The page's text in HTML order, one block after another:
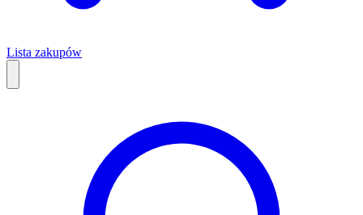
Lista zakupów